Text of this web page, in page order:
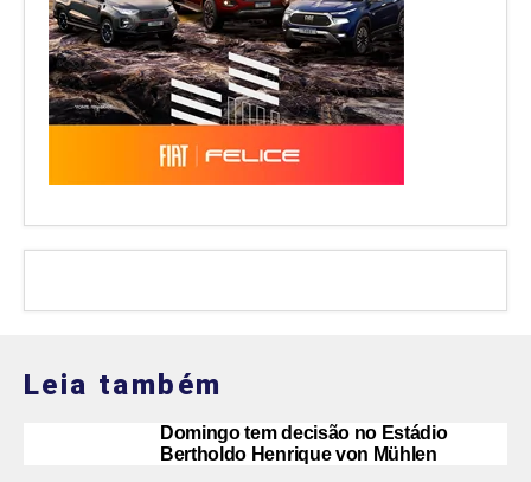
Leia também
Domingo tem decisão no Estádio
Bertholdo Henrique von Mühlen